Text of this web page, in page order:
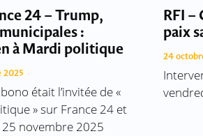
24 – Trump,
:
à Mardi politique
2025
était l’invitée de «
» sur France 24 et
25 novembre 2025
RFI –
paix
24